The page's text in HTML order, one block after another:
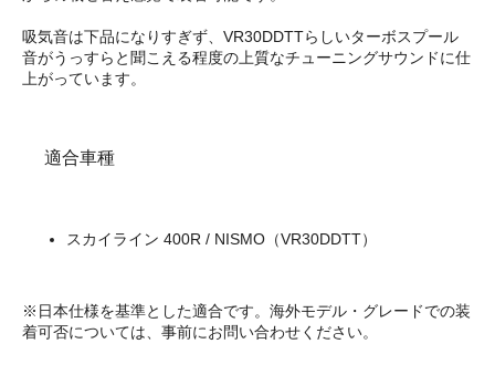
吸気音は下品になりすぎず、VR30DDTTらしいターボスプール
音がうっすらと聞こえる程度の上質なチューニングサウンドに仕
上がっています。
適合車種
スカイライン 400R / NISMO（VR30DDTT）
※日本仕様を基準とした適合です。海外モデル・グレードでの装
着可否については、事前にお問い合わせください。